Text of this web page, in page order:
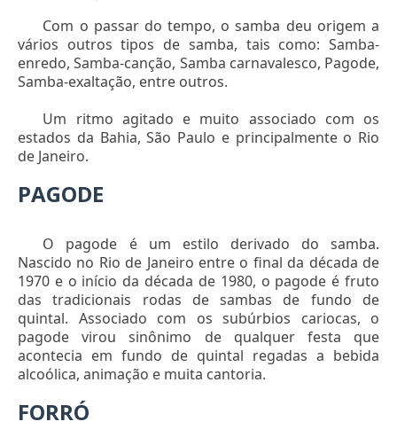
Com o passar do tempo, o samba deu origem a
vários outros tipos de samba, tais como: Samba-
enredo, Samba-canção, Samba carnavalesco, Pagode,
Samba-exaltação, entre outros.
Um ritmo agitado e muito associado com os
estados da Bahia, São Paulo e principalmente o Rio
de Janeiro.
PAGODE
O pagode é um estilo derivado do samba.
Nascido no Rio de Janeiro entre o final da década de
1970 e o início da década de 1980, o pagode é fruto
das tradicionais rodas de sambas de fundo de
quintal. Associado com os subúrbios cariocas, o
pagode virou sinônimo de qualquer festa que
acontecia em fundo de quintal regadas a bebida
alcoólica, animação e muita cantoria.
FORRÓ